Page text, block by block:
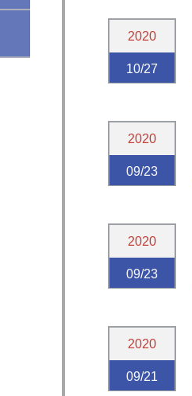
2020
10/27
2020
09/23
2020
09/23
2020
09/21